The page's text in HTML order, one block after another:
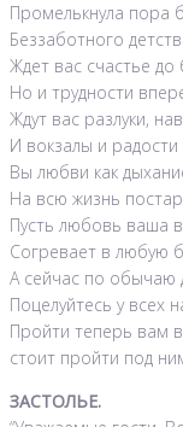
Промелькнула пора
Беззаботного
Ждет вас счастье до
Но и трудности
Ждут вас разлуки,
И вокзалы и радости
Вы любви как
На всю жизнь
Пусть любовь ваша
Согревает в любую
А сейчас по обычаю
Поцелуйтесь у всех
Пройти теперь вам
стоит пройти под
ЗАСТОЛЬЕ.